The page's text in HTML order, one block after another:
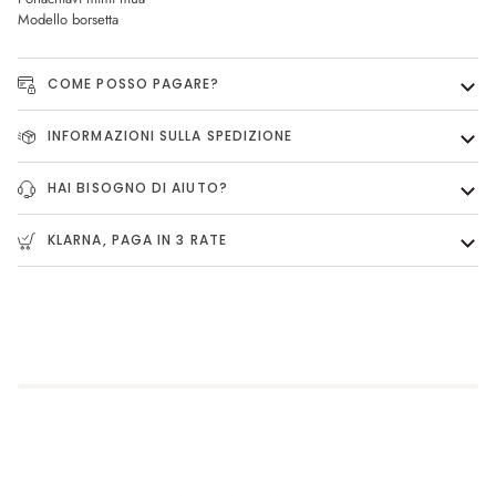
Modello borsetta
COME POSSO PAGARE?
INFORMAZIONI SULLA SPEDIZIONE
HAI BISOGNO DI AIUTO?
KLARNA, PAGA IN 3 RATE